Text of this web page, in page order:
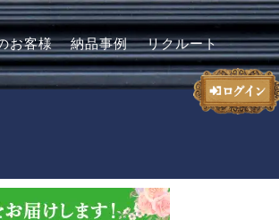
お客様 納品事例 リクルート